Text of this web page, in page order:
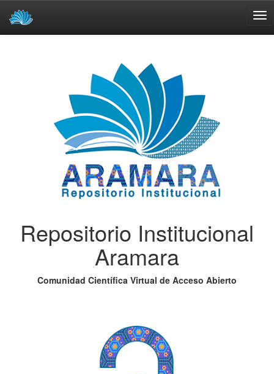
Repositorio Institucional
Aramara
Comunidad Científica Virtual de Acceso Abierto